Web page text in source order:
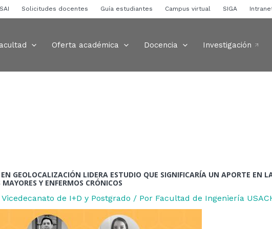
SAI Solicitudes docentes Guía estudiantes Campus virtual SIGA
Oferta académica Docencia Investigación
GEOLOCALIZACIÓN LIDERA ESTUDIO QUE SIGNIFICARÍA UN APORTE EN
Y ENFERMOS CRÓNICOS
Vicedecanato de I+D y Postgrado / Por Facultad de Ingeniería